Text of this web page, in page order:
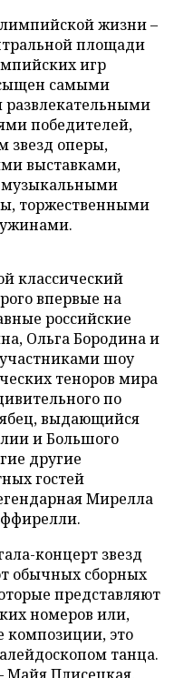
жизни –
площади
игр
самыми
победителей,
звезд оперы,
выставками,
музыкальными
торжественными
классический
впервые на
российские
Ольга Бородина и
шоу
теноров мира
по
выдающийся
и Большого
другие
гостей
Мирелла
концерт звезд
обычных сборных
представляют
номеров или,
композиции, это
танца.